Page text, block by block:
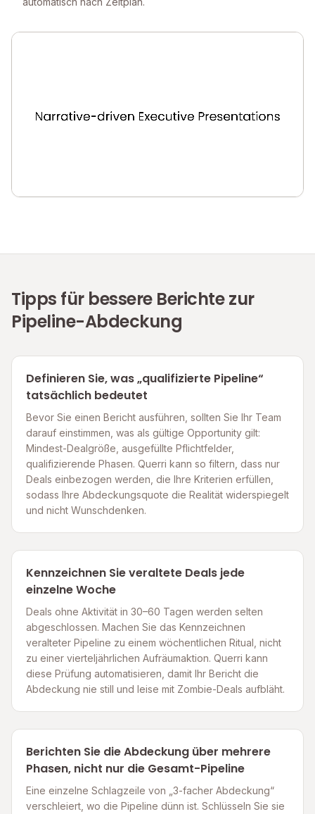
Tipps für bessere Berichte zur
Pipeline-Abdeckung
Definieren Sie, was „qualifizierte Pipeline“
tatsächlich bedeutet
Bevor Sie einen Bericht ausführen, sollten Sie Ihr Team
darauf einstimmen, was als gültige Opportunity gilt:
Mindest-Dealgröße, ausgefüllte Pflichtfelder,
qualifizierende Phasen. Querri kann so filtern, dass nur
Deals einbezogen werden, die Ihre Kriterien erfüllen,
sodass Ihre Abdeckungsquote die Realität widerspiegelt
und nicht Wunschdenken.
Kennzeichnen Sie veraltete Deals jede
einzelne Woche
Deals ohne Aktivität in 30–60 Tagen werden selten
abgeschlossen. Machen Sie das Kennzeichnen
veralteter Pipeline zu einem wöchentlichen Ritual, nicht
zu einer vierteljährlichen Aufräumaktion. Querri kann
diese Prüfung automatisieren, damit Ihr Bericht die
Abdeckung nie still und leise mit Zombie-Deals aufbläht.
Berichten Sie die Abdeckung über mehrere
Phasen, nicht nur die Gesamt-Pipeline
Eine einzelne Schlagzeile von „3-facher Abdeckung“
verschleiert, wo die Pipeline dünn ist. Schlüsseln Sie sie